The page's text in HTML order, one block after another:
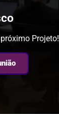
Projeto!